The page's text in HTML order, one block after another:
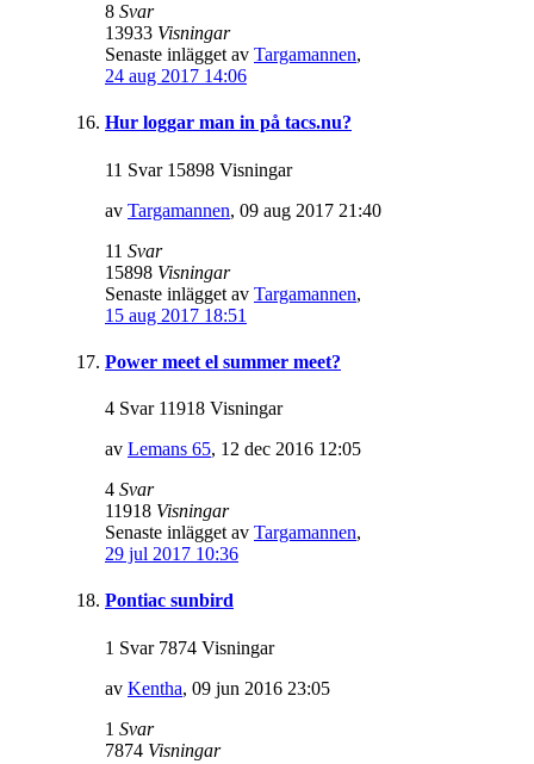
8 Svar
13933 Visningar
Senaste inlägget av Targamannen,
24 aug 2017 14:06
Hur loggar man in på tacs.nu?
11 Svar 15898 Visningar
av Targamannen, 09 aug 2017 21:40
11 Svar
15898 Visningar
Senaste inlägget av Targamannen,
15 aug 2017 18:51
Power meet el summer meet?
4 Svar 11918 Visningar
av Lemans 65, 12 dec 2016 12:05
4 Svar
11918 Visningar
Senaste inlägget av Targamannen,
29 jul 2017 10:36
Pontiac sunbird
1 Svar 7874 Visningar
av Kentha, 09 jun 2016 23:05
1 Svar
7874 Visningar